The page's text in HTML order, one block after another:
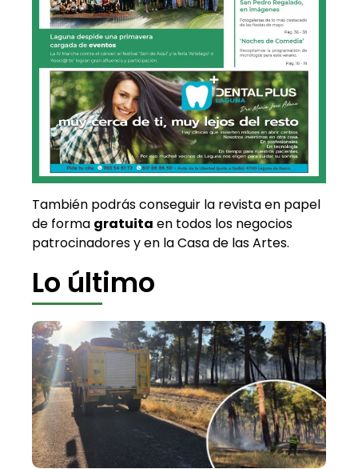
También podrás conseguir la revista en papel
de forma gratuita en todos los negocios
patrocinadores y en la Casa de las Artes.
Lo último